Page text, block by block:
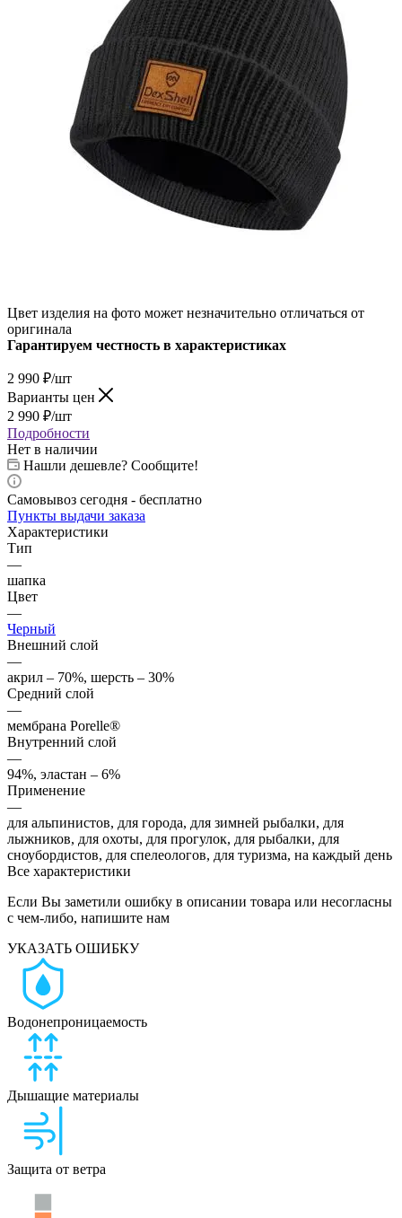
Цвет изделия на фото может незначительно отличаться от
оригинала
Гарантируем честность в характеристиках
2 990 ₽/шт
Варианты цен
2 990 ₽/шт
Подробности
Нет в наличии
Нашли дешевле? Сообщите!
Самовывоз сегодня - бесплатно
Пункты выдачи заказа
Характеристики
Тип
—
шапка
Цвет
—
Черный
Внешний слой
—
акрил – 70%, шерсть – 30%
Средний слой
—
мембрана Porelle®
Внутренний слой
—
94%, эластан – 6%
Применение
—
для альпинистов, для города, для зимней рыбалки, для
лыжников, для охоты, для прогулок, для рыбалки, для
сноубордистов, для спелеологов, для туризма, на каждый день
Все характеристики
Если Вы заметили ошибку в описании товара или несогласны
с чем-либо, напишите нам
УКАЗАТЬ ОШИБКУ
Водонепроницаемость
Дышащие материалы
Защита от ветра